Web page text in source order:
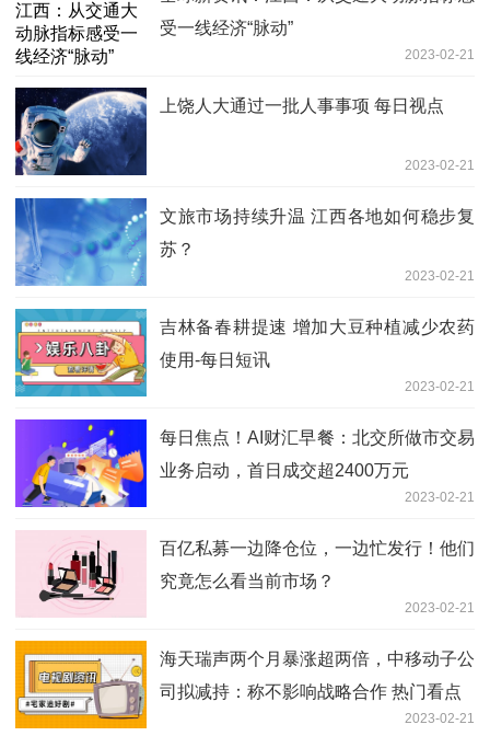
受一线经济“脉动”
2023-02-21
上饶人大通过一批人事事项 每日视点
2023-02-21
文旅市场持续升温 江西各地如何稳步复
苏？
2023-02-21
吉林备春耕提速 增加大豆种植减少农药
使用-每日短讯
2023-02-21
每日焦点！AI财汇早餐：北交所做市交易
业务启动，首日成交超2400万元
2023-02-21
百亿私募一边降仓位，一边忙发行！他们
究竟怎么看当前市场？
2023-02-21
海天瑞声两个月暴涨超两倍，中移动子公
司拟减持：称不影响战略合作 热门看点
2023-02-21